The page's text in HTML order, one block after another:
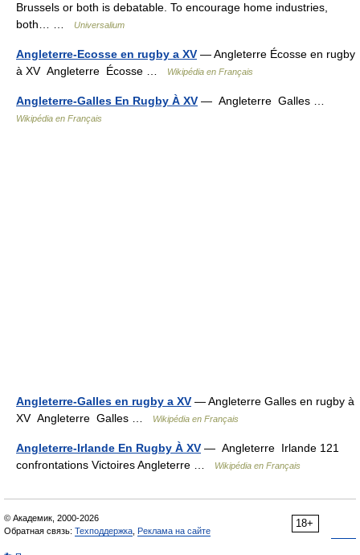
Brussels or both is debatable. To encourage home industries,
both… …
Universalium
Angleterre-Ecosse en rugby a XV — Angleterre Écosse en rugby
à XV Angleterre Écosse …
Wikipédia en Français
Angleterre-Galles En Rugby À XV — Angleterre Galles …
Wikipédia en Français
Angleterre-Galles en rugby a XV — Angleterre Galles en rugby à
XV Angleterre Galles …
Wikipédia en Français
Angleterre-Irlande En Rugby À XV — Angleterre Irlande 121
confrontations Victoires Angleterre …
Wikipédia en Français
18+
© Академик, 2000-2026
Обратная связь: Техподдержка Реклама на сайте